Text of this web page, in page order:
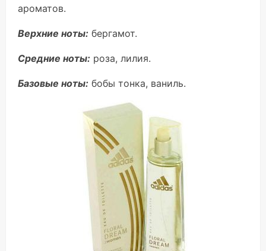
ароматов.
Верхние ноты: бергамот.
Средние ноты: роза, лилия.
Базовые ноты: бобы тонка, ваниль.